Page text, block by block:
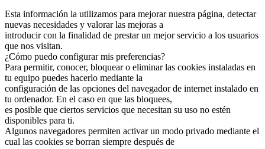
Esta información la utilizamos para mejorar nuestra página, detectar
nuevas necesidades y valorar las mejoras a
introducir con la finalidad de prestar un mejor servicio a los usuarios
que nos visitan.
¿Cómo puedo configurar mis preferencias?
Para permitir, conocer, bloquear o eliminar las cookies instaladas en
tu equipo puedes hacerlo mediante la
configuración de las opciones del navegador de internet instalado en
tu ordenador. En el caso en que las bloquees,
es posible que ciertos servicios que necesitan su uso no estén
disponibles para ti.
Algunos navegadores permiten activar un modo privado mediante el
cual las cookies se borran siempre después de